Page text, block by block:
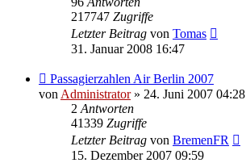
217747 Zugriffe
Letzter Beitrag von Tomas
31. Januar 2008 16:47
Passagierzahlen Air Berlin 2007
von Administrator» 24. Juni 2007 04:28
2 Antworten
41339 Zugriffe
Letzter Beitrag von BremenFR
15. Dezember 2007 09:59